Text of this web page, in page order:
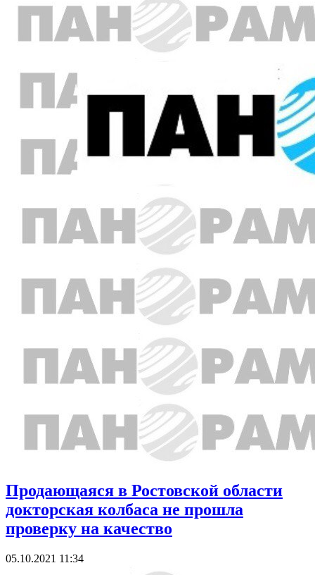
Продающаяся в Ростовской области
докторская колбаса не прошла
проверку на качество
05.10.2021 11:34